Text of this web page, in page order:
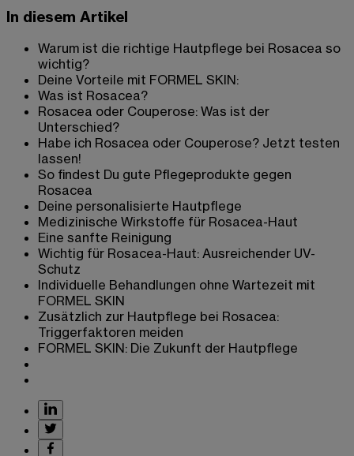
In diesem Artikel
Warum ist die richtige Hautpflege bei Rosacea so
wichtig?
Deine Vorteile mit FORMEL SKIN:
Was ist Rosacea?
Rosacea oder Couperose: Was ist der
Unterschied?
Habe ich Rosacea oder Couperose? Jetzt testen
lassen!
So findest Du gute Pflegeprodukte gegen
Rosacea
Deine personalisierte Hautpflege
Medizinische Wirkstoffe für Rosacea-Haut
Eine sanfte Reinigung
Wichtig für Rosacea-Haut: Ausreichender UV-
Schutz
Individuelle Behandlungen ohne Wartezeit mit
FORMEL SKIN
Zusätzlich zur Hautpflege bei Rosacea:
Triggerfaktoren meiden
FORMEL SKIN: Die Zukunft der Hautpflege